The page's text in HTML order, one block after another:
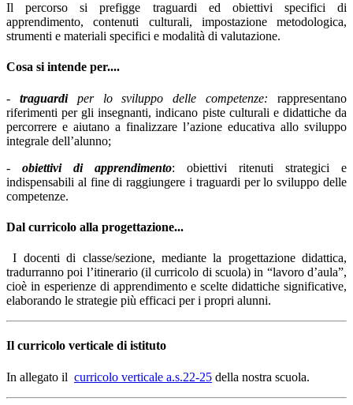
Il percorso si prefigge traguardi ed obiettivi specifici di
apprendimento, contenuti culturali, impostazione metodologica,
strumenti e materiali specifici e modalità di valutazione.
Cosa si intende per....
- traguardiper lo sviluppo delle competenze:rappresentano
riferimenti per gli insegnanti, indicano piste culturali e didattiche da
percorrere e aiutano a finalizzare l’azione educativa allo sviluppo
integrale dell’alunno;
- obiettivi di apprendimento: obiettivi ritenuti strategici e
indispensabili al fine di raggiungere i traguardi per lo sviluppo delle
competenze.
Dal curricolo alla progettazione...
I docenti di classe/sezione, mediante la progettazione didattica,
tradurranno poi l’itinerario (il curricolo di scuola) in “lavoro d’aula”,
cioè in esperienze di apprendimento e scelte didattiche significative,
elaborando le strategie più efficaci per i propri alunni.
Il curricolo verticale di istituto
In allegato il curricolo verticale a.s.22-25 della nostra scuola.